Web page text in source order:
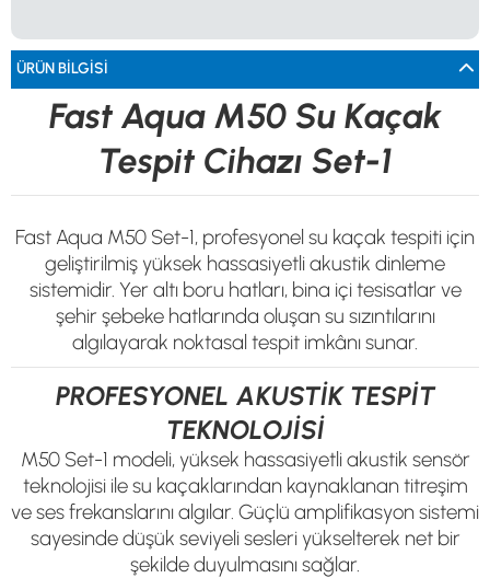
© 2024 Tevafuk Elektronik LTD. ŞTİ.
Dedektör Dünyası, lider dünya markası dedektörlerin
Türkiye distribitörü olan Tevafuk Elektronik LTD. ŞTİ. resmi satış kanalıdır.
ÜRÜN BILGISI
Fast Aqua M50 Su Kaçak
Tespit Cihazı Set-1
Fast Aqua M50 Set-1, profesyonel su kaçak tespiti için
geliştirilmiş yüksek hassasiyetli akustik dinleme
sistemidir. Yer altı boru hatları, bina içi tesisatlar ve
şehir şebeke hatlarında oluşan su sızıntılarını
algılayarak noktasal tespit imkânı sunar.
PROFESYONEL AKUSTİK TESPİT
TEKNOLOJİSİ
M50 Set-1 modeli, yüksek hassasiyetli akustik sensör
teknolojisi ile su kaçaklarından kaynaklanan titreşim
ve ses frekanslarını algılar. Güçlü amplifikasyon sistemi
sayesinde düşük seviyeli sesleri yükselterek net bir
şekilde duyulmasını sağlar.